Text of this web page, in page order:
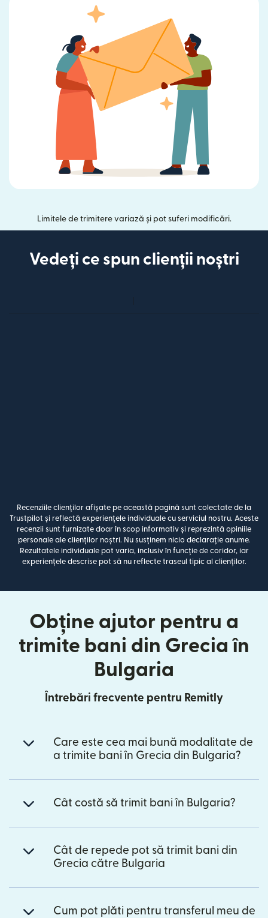
Limitele de trimitere variază și pot suferi modificări.
Vedeți ce spun clienții noștri
Recenziile clienților afișate pe această pagină sunt colectate de la
Trustpilot și reflectă experiențele individuale cu serviciul nostru. Aceste
recenzii sunt furnizate doar în scop informativ și reprezintă opiniile
personale ale clienților noștri. Nu susținem nicio declarație anume.
Rezultatele individuale pot varia, inclusiv în funcție de coridor, iar
experiențele descrise pot să nu reflecte traseul tipic al clienților.
Obține ajutor pentru a
trimite bani din Grecia în
Bulgaria
Întrebări frecvente pentru Remitly
Care este cea mai bună modalitate de
a trimite bani în Grecia din Bulgaria?
Cât costă să trimit bani în Bulgaria?
Cât de repede pot să trimit bani din
Grecia către Bulgaria
Cum pot plăti pentru transferul meu de